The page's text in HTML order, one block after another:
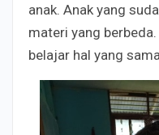
anak. Anak yang
materi yang
belajar hal yang